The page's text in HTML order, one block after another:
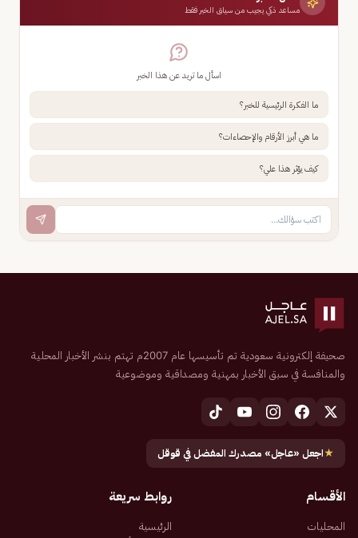
مساعد ذكي يجيب من سياق الخبر فقط
اسأل ما تريد عن هذا الخبر
ما الفكرة الرئيسية للخبر؟
ما هي أبرز الأرقام والإحصاءات؟
كيف يؤثر هذا علي؟
صحيفة إلكترونية سعودية تم تأسيسها عام 2007م تهتم بنشر الأخبار المحلية
والمنافسة في سبق الأخبار بمهنية ومصداقية وموضوعية
★اجعل «عاجل» مصدرك المفضل في قوقل
الأقسام
المحليات
روابط سريعة
الرئيسية